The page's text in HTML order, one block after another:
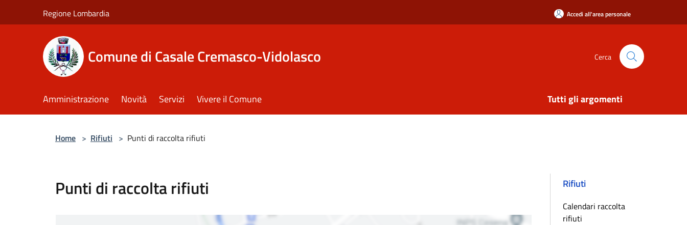
Regione Lombardia Accedi all'area personale
Comune di Casale Cremasco-Vidolasco Cerca
Amministrazione Novità Servizi Vivere il Comune Tutti gli argomenti
Home > Rifiuti > Punti di raccolta rifiuti
Punti di raccolta rifiuti Rifiuti
Calendari raccolta
rifiuti